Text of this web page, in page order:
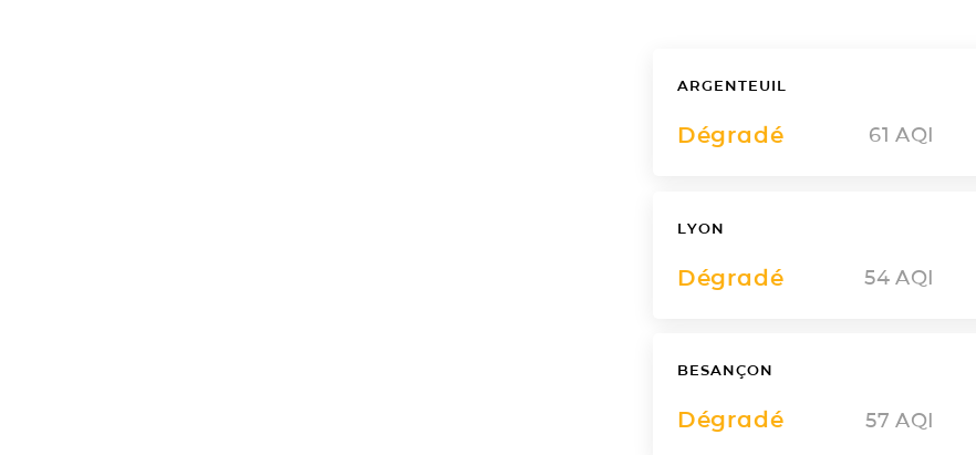
ARGENTEUIL
Dégradé 61 AQI
LYON
Dégradé 54 AQI
BESANÇON
Dégradé 57 AQI